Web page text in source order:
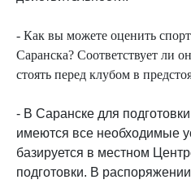
- Как вы можете оценить
Саранска? Соответствует ли
стоять перед клубом в
- В Саранске для
имеются все необходимые
базируется в местном
подготовки. В